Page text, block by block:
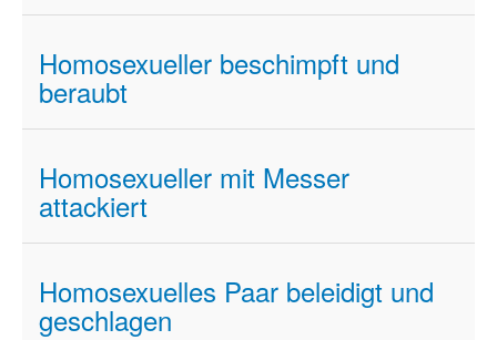
Homosexueller beschimpft und
beraubt
Homosexueller mit Messer
attackiert
Homosexuelles Paar beleidigt und
geschlagen